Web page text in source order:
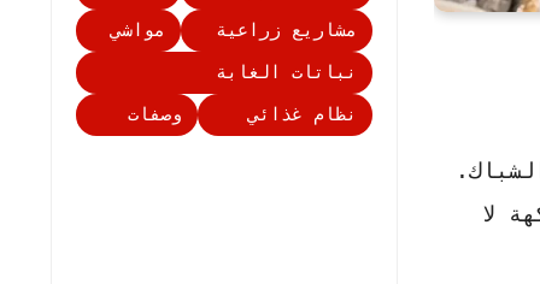
لا
مشاريع زراعية
مواشي
نباتات الغابة
نظام غذائي
وصفات